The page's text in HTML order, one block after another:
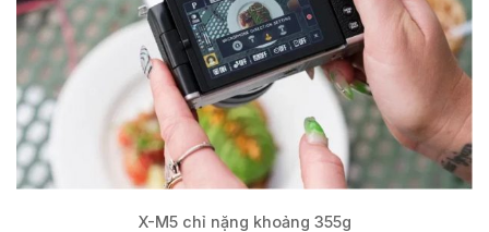
X-M5 chỉ nặng khoảng 355g